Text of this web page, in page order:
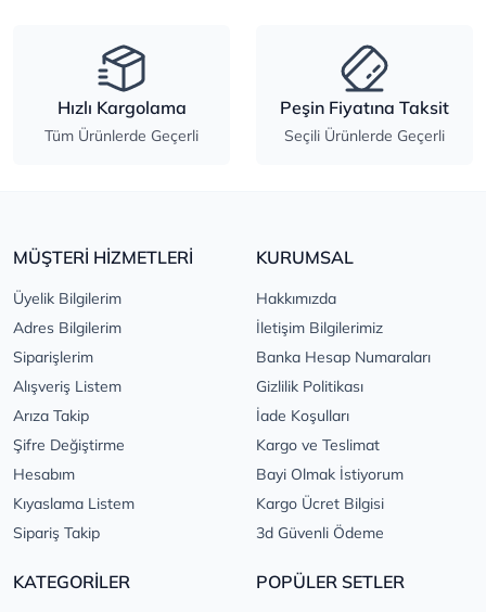
Hızlı Kargolama
Tüm Ürünlerde Geçerli
Peşin Fiyatına Taksit
Seçili Ürünlerde Geçerli
MÜŞTERİ HİZMETLERİ
Üyelik Bilgilerim
Adres Bilgilerim
Siparişlerim
Alışveriş Listem
Arıza Takip
Şifre Değiştirme
Hesabım
Kıyaslama Listem
Sipariş Takip
KURUMSAL
Hakkımızda
İletişim Bilgilerimiz
Banka Hesap Numaraları
Gizlilik Politikası
İade Koşulları
Kargo ve Teslimat
Bayi Olmak İstiyorum
Kargo Ücret Bilgisi
3d Güvenli Ödeme
KATEGORİLER POPÜLER SETLER